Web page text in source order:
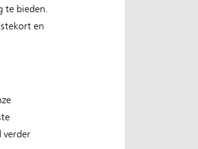
te bieden.
en
verder